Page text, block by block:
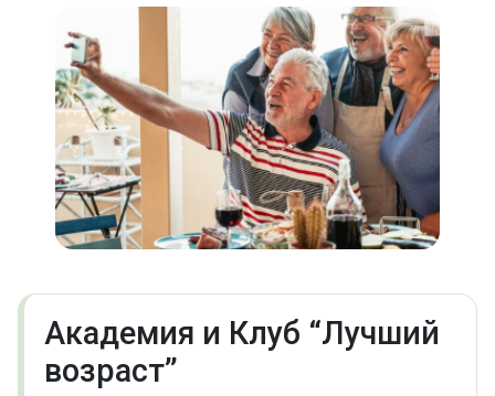
Академия и Клуб “Лучший
возраст”